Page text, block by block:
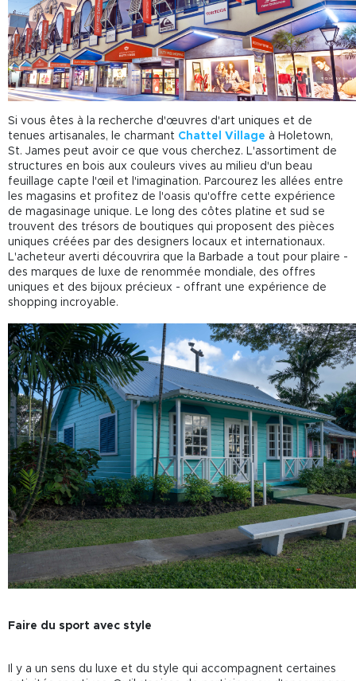
Si vous êtes à la recherche d'œuvres d'art uniques et de
tenues artisanales, le charmant Chattel Village à Holetown,
St. James peut avoir ce que vous cherchez. L'assortiment de
structures en bois aux couleurs vives au milieu d'un beau
feuillage capte l'œil et l'imagination. Parcourez les allées entre
les magasins et profitez de l'oasis qu'offre cette expérience
de magasinage unique. Le long des côtes platine et sud se
trouvent des trésors de boutiques qui proposent des pièces
uniques créées par des designers locaux et internationaux.
L'acheteur averti découvrira que la Barbade a tout pour plaire -
des marques de luxe de renommée mondiale, des offres
uniques et des bijoux précieux - offrant une expérience de
shopping incroyable.
Faire du sport avec style
Il y a un sens du luxe et du style qui accompagnent certaines